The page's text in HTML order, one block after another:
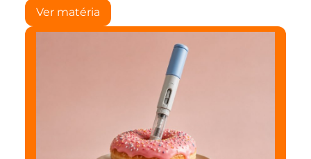
Ver matéria